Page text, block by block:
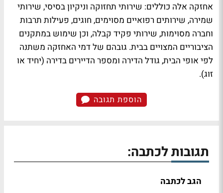
אחזקה אלה כוללים: שירותי תחזוקה וניקיון בסיסי, שירותי
שמירה, שירותים רפואיים מסוימים, חוגים, פעילות תרבות
וחברה מסוימות, שירותי פקיד קבלה, וכן שימוש במתקנים
הציבוריים המצויים בבית. גובהם של דמי האחזקה משתנה
לפי אופי הבית, גודל הדירה ומספר הדיירים בדירה (יחיד או
זוג).
הוספת תגובה
תגובות לכתבה:
הגב לכתבה